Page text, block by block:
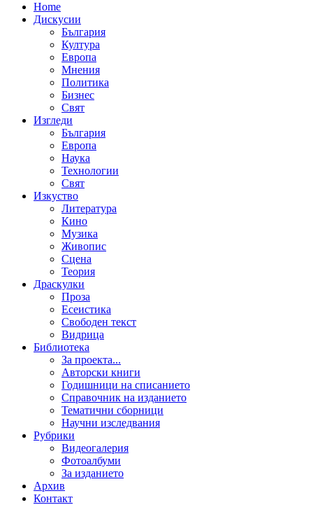
Home
Дискусии
България
Култура
Европа
Мнения
Политика
Бизнес
Свят
Изгледи
България
Европа
Наука
Технологии
Свят
Изкуство
Литература
Кино
Музика
Живопис
Сцена
Теория
Драскулки
Проза
Есеистика
Свободен текст
Видрица
Библиотека
За проекта...
Авторски книги
Годишници на списанието
Справочник на изданието
Тематични сборници
Научни изследвания
Рубрики
Видеогалерия
Фотоалбуми
За изданието
Архив
Контакт